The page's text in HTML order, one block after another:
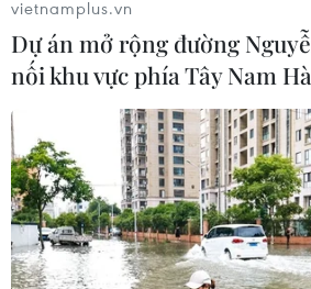
16/07/2026 06:42
Xem thêm
CƠ QUAN CHỦ QUẢN: THÔNG TẤN XÃ VIỆT NAM
vietnamplus.vn
Dự án mở rộng đường
nối khu vực phía Tây Nam